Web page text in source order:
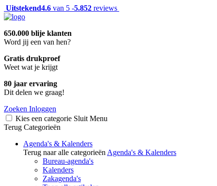
Uitstekend4.6 van 5 -5.852 reviews
650.000 blije klanten
Word jij een van hen?
Gratis drukproef
Weet wat je krijgt
80 jaar ervaring
Dit delen we graag!
Zoeken Inloggen
Kies een categorie Sluit Menu
Terug Categorieën
Agenda's & Kalenders
Terug naar alle categorieën Agenda's & Kalenders
Bureau-agenda's
Kalenders
Zakagenda's